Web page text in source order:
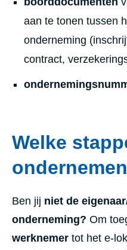
aan te tonen tussen
onderneming
contract,
Welke
Ben jij niet de
onderneming? Om
werknemer tot het e-